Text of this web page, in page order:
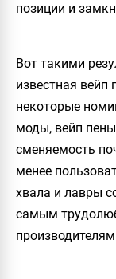
позиции и
Вот такими
известная вейп
некоторые
моды, вейп
сменяемость
менее
хвала и лавры
самым